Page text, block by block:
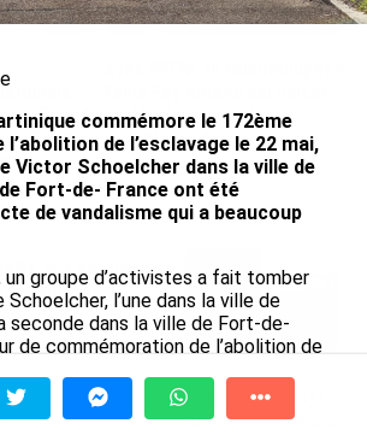
Etinof
Sainte-
au développement
touristique des Outre-mer
le 06/08/2026
aux Antilles,
la direction
à la
à Tv Radio A Propos
commémore le 172ème
de l’esclavage le 22 mai,
Victor Schoelcher dans la ville de
Fort-de- France ont été
de vandalisme qui a beaucoup
un groupe d’activistes a fait tomber
l’une dans la ville de
seconde dans la ville de Fort-de-
de commémoration de l’abolition de
Victor Schoelcher comme une
de l’esclavage et reproche au